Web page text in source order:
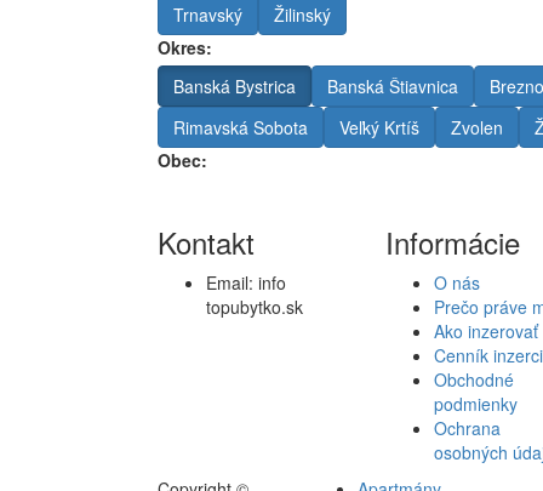
Trnavský
Žilinský
Okres:
Banská Bystrica
Banská Štiavnica
Brezno
Rimavská Sobota
Veľký Krtíš Zvolen
Obec:
Kontakt
Email: info
topubytko.sk
Informácie
O nás
Prečo práve
Ako inzerovať
Cenník
Obchodné
podmienky
Ochrana
osobných